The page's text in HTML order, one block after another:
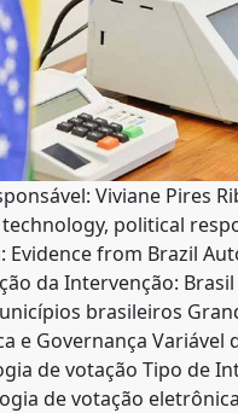
Viviane Pires
political
from Brazil
da Intervenção:
brasileiros
e Governança Variável
de votação Tipo de
de votação